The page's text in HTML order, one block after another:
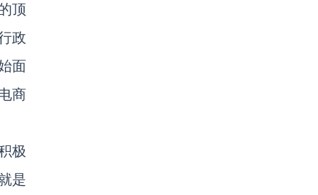
顶
政
面
商
极
是